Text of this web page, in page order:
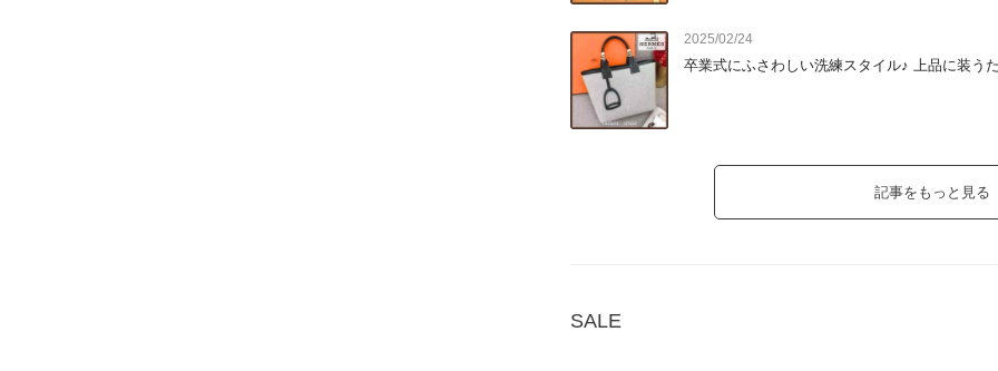
スキンケアやコスメなど小物が散らばりがちな旅の必需品。
エルメスのシルクのウース・ドゥ・ヴォヤージュは、軽量
シャネルのロゴ入りポーチは、ちょっとした外出やラウン
冷房対策、日よけ、アクセント使いなど、旅で大活躍★
旅行先での足元は快適さが命。でも、見た目にも妥協はし
2025/02/24
卒業式にふさわしい洗練スタイル♪ 上品に装う
記事をもっと見る
SALE